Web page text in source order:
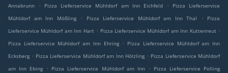
Annabrunn
. Pizza Lieferservice Mühldorf am Inn Eichfeld .
Pizza Lieferservice
Mühldorf am Inn Mößling
. Pizza Lieferservice Mühldorf am Inn Thal .
Pizza
Lieferservice Mühldorf am Inn Hart . Pizza Lieferservice Mühldorf am Inn Kuttenreut .
Pizza Lieferservice Mühldorf am Inn Ehring . Pizza Lieferservice Mühldorf am Inn
Ecksberg . Pizza Lieferservice Mühldorf am Inn Hölzling . Pizza Lieferservice Mühldorf
am Inn Ebing
. Pizza Lieferservice Mühldorf am Inn . Pizza Lieferservice Polling